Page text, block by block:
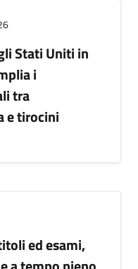
Stati Uniti in
i
tra
e tirocini
ed esami,